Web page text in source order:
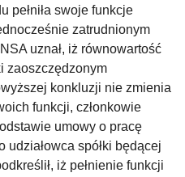
pełniła swoje funkcje
zatrudnionym
uznał, iż równowartość
zaoszczędzonym
konkluzji nie zmienia
funkcji, członkowie
umowy o pracę
udziałowca spółki będącej
iż pełnienie funkcji